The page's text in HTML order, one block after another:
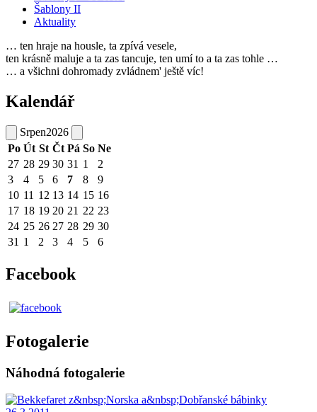
Šablony II
Aktuality
… ten hraje na housle, ta zpívá vesele,
ten krásně maluje a ta zas tancuje, ten umí to a ta zas tohle …
… a všichni dohromady zvládnem' ještě víc!
Kalendář
Srpen2026
Po Út St Čt Pá So Ne
27 28 29 30 31 1
2
3
4 5 6 7 8
9
10 11 12 13 14 15 16
17 18 19 20 21 22 23
24 25 26 27 28 29 30
31 1 2 3 4 5 6
Facebook
Fotogalerie
Náhodná fotogalerie